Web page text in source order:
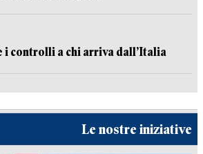
i controlli a chi arriva dall’Italia
Le nostre iniziative